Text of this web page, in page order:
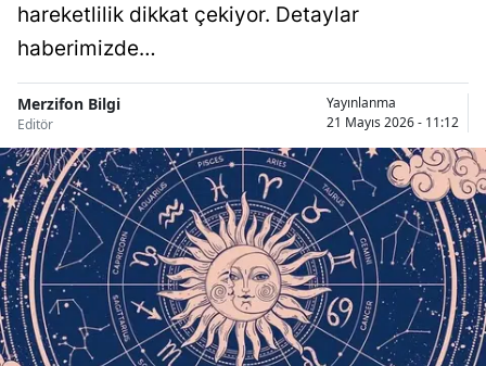
hareketlilik dikkat çekiyor. Detaylar
haberimizde…
Merzifon Bilgi
Editör
Yayınlanma
21 Mayıs 2026 - 11:12